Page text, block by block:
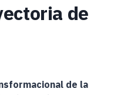
de
de la